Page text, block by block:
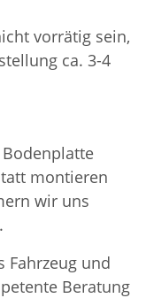
vorrätig sein,
ca. 3-4
montieren
wir uns
Fahrzeug und
Beratung